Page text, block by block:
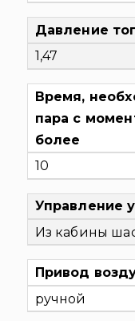
Давление
1,47
Время,
пара с
более
10
Управление
Из кабины
Привод
ручной